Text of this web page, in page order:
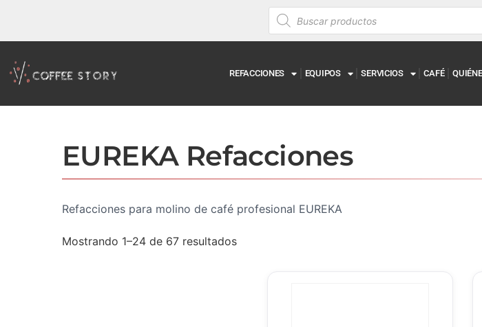
REFACCIONES EQUIPOS SERVICIOS CAFÉ
EUREKA Refacciones
Refacciones para molino de café profesional EUREKA
Mostrando 1–24 de 67 resultados